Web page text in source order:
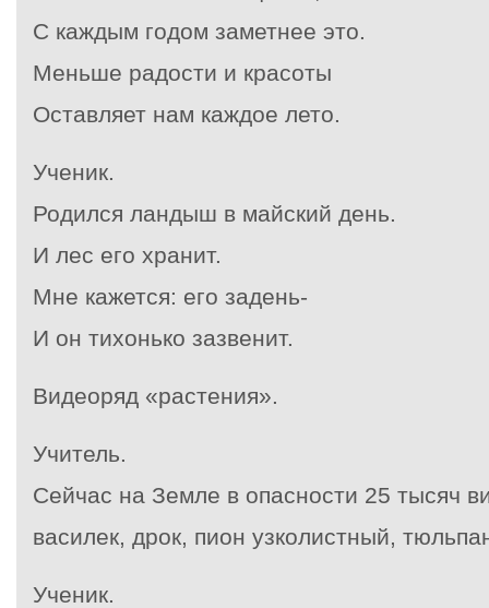
С каждым годом заметнее это.
Меньше радости и красоты
Оставляет нам каждое лето.
Ученик.
Родился ландыш в майский день.
И лес его хранит.
Мне кажется: его задень-
И он тихонько зазвенит.
Видеоряд «растения».
Учитель.
Сейчас на Земле в опасности 25 тысяч
василек, дрок, пион узколистный,
Ученик.